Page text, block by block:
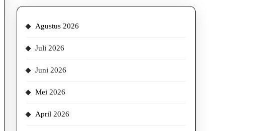
Agustus 2026
Juli 2026
Juni 2026
Mei 2026
April 2026